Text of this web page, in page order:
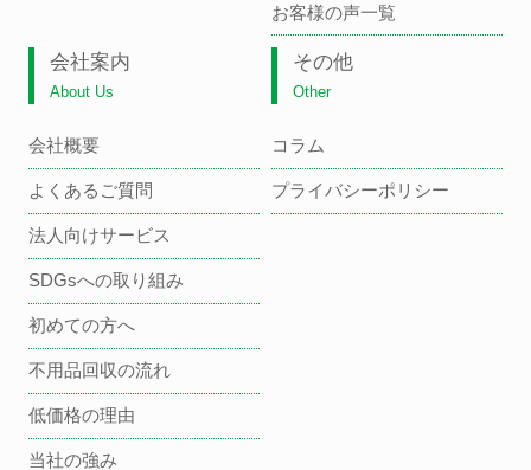
お客様の声一覧
会社案内
About Us
会社概要
よくあるご質問
法人向けサービス
SDGsへの取り組み
初めての方へ
不用品回収の流れ
低価格の理由
当社の強み
その他
Other
コラム
プライバシーポリシー